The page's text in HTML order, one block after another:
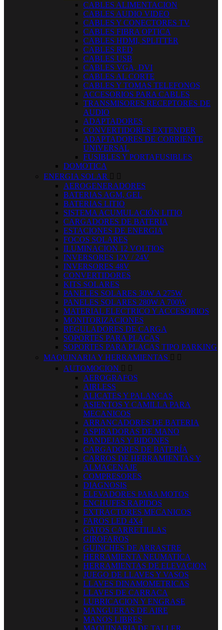
CABLES ALIMENTACION
CABLES AUDIO VIDEO
CABLES Y CONECTORES TV
CABLES FIBRA OPTICA
CABLES HDMI, SPLITTER
CABLES RED
CABLES USB
CABLES VGA, DVI
CABLES AL CORTE
CABLES Y TOMAS TELEFONOS
ACCESORIOS PARA CABLES
TRANSMISORES RECEPTORES DE
AUDIO
ADAPTADORES
CONVERTIDORES EXTENDER
ADAPTADORES DE CORRIENTE
UNIVERSAL
FUSIBLES Y PORTAFUSIBLES
DOMOTICA
ENERGIA SOLAR  
AEROGENERADORES
BATERIAS AGM, GEL
BATERIAS LITIO
SISTEMA ACUMULACIÓN LITIO
CARGADORES DE BATERIA
ESTACIONES DE ENERGIA
FOCOS SOLARES
ILUMINACION 12 VOLTIOS
INVERSORES 12V / 24V
INVERSORES 48V
CONVERTIDORES
KITS SOLARES
PANELES SOLARES 30W A 275W
PANELES SOLARES 280W A 700W
MATERIAL ELECTRICO Y ACCESORIOS
MONITORIZACIONES
REGULADORES DE CARGA
SOPORTES PARA PLACAS
SOPORTES PARA PLACAS TIPO PARKING
MAQUINARIA Y HERRAMIENTAS  
AUTOMOCION  
AEROGRAFOS
AIRLESS
ALICATES Y PALANCAS
ASIENTOS Y CAMILLA PARA
MECANICOS
ARRANCADORES DE BATERIA
ASPIRADORAS DE MANO
BANDEJAS Y BIDONES
CARGADORES DE BATERÍA
CARROS DE HERRAMIENTAS Y
ALMACENAJE
COMPRESORES
DIAGNOSIS
ELEVADORES PARA MOTOS
ENCHUFES RAPIDOS
EXTRACTORES MECANICOS
FAROS LED 4X4
GATOS CARRETILLAS
GIROFAROS
GUINCHES DE ARRASTRE
HERRAMIENTA NEUMATICA
HERRAMIENTAS DE ELEVACION
JUEGO DE LLAVES Y VASOS
LLAVES DINAMOMETRICAS
LLAVES DE CARRACA
LUBRICACION Y ENGRASE
MANGUERAS DE AIRE
MANOS LIBRES
MAQUINARIA DE TALLER